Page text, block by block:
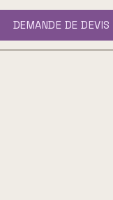
DEMANDE DE DEVIS